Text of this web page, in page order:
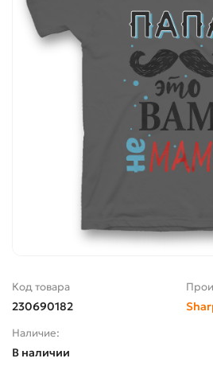
Код товара
230690182
Наличие:
В наличии